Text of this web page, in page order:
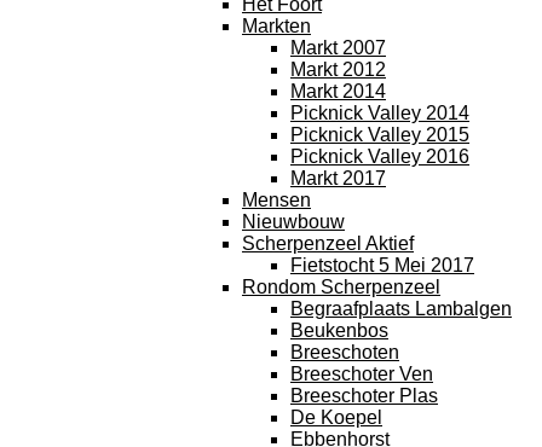
Het Foort
Markten
Markt 2007
Markt 2012
Markt 2014
Picknick Valley 2014
Picknick Valley 2015
Picknick Valley 2016
Markt 2017
Mensen
Nieuwbouw
Scherpenzeel Aktief
Fietstocht 5 Mei 2017
Rondom Scherpenzeel
Begraafplaats Lambalgen
Beukenbos
Breeschoten
Breeschoter Ven
Breeschoter Plas
De Koepel
Ebbenhorst